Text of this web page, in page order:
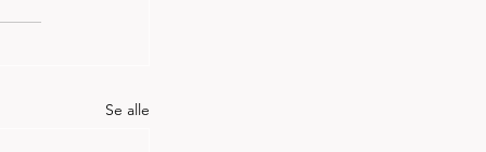
Se alle